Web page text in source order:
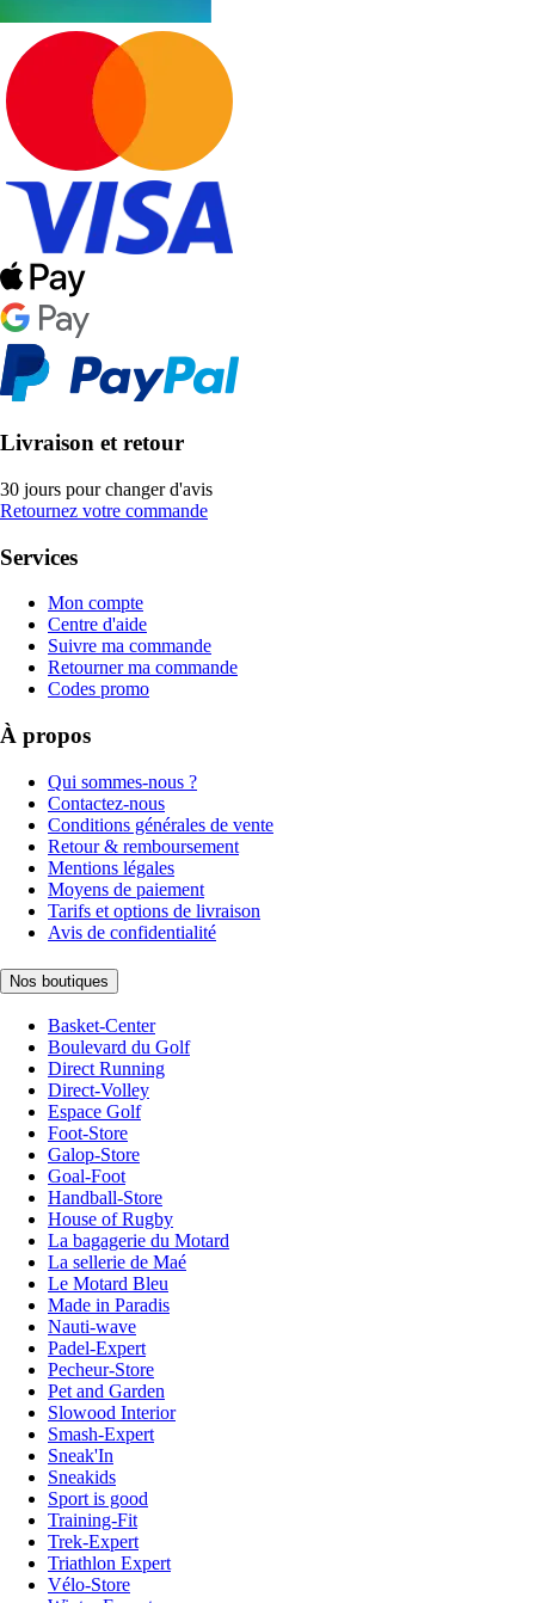
Livraison et retour
30 jours pour changer d'avis
Retournez votre commande
Services
Mon compte
Centre d'aide
Suivre ma commande
Retourner ma commande
Codes promo
À propos
Qui sommes-nous ?
Contactez-nous
Conditions générales de vente
Retour & remboursement
Mentions légales
Moyens de paiement
Tarifs et options de livraison
Avis de confidentialité
Nos boutiques
Basket-Center
Boulevard du Golf
Direct Running
Direct-Volley
Espace Golf
Foot-Store
Galop-Store
Goal-Foot
Handball-Store
House of Rugby
La bagagerie du Motard
La sellerie de Maé
Le Motard Bleu
Made in Paradis
Nauti-wave
Padel-Expert
Pecheur-Store
Pet and Garden
Slowood Interior
Smash-Expert
Sneak'In
Sneakids
Sport is good
Training-Fit
Trek-Expert
Triathlon Expert
Vélo-Store